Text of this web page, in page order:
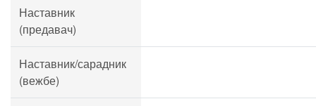
Наставник
(предавач)
Наставник/сарадник
(вежбе)